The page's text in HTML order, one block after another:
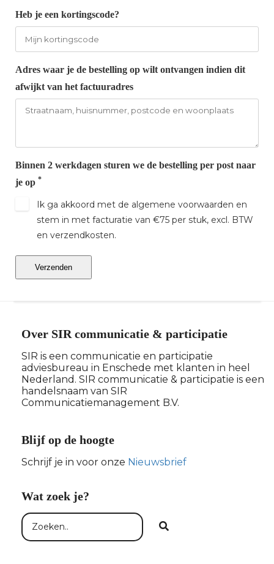
Heb je een kortingscode?
Adres waar je de bestelling op wilt ontvangen indien dit
afwijkt van het factuuradres
Binnen 2 werkdagen sturen we de bestelling per post naar
je op *
Ik ga akkoord met de algemene voorwaarden en
stem in met facturatie van €75 per stuk, excl. BTW
en verzendkosten.
Verzenden
Over SIR communicatie & participatie
SIR is een communicatie en participatie
adviesbureau in Enschede met klanten in heel
Nederland. SIR communicatie & participatie is een
handelsnaam van SIR
Communicatiemanagement B.V.
Blijf op de hoogte
Schrijf je in voor onze Nieuwsbrief
Wat zoek je?